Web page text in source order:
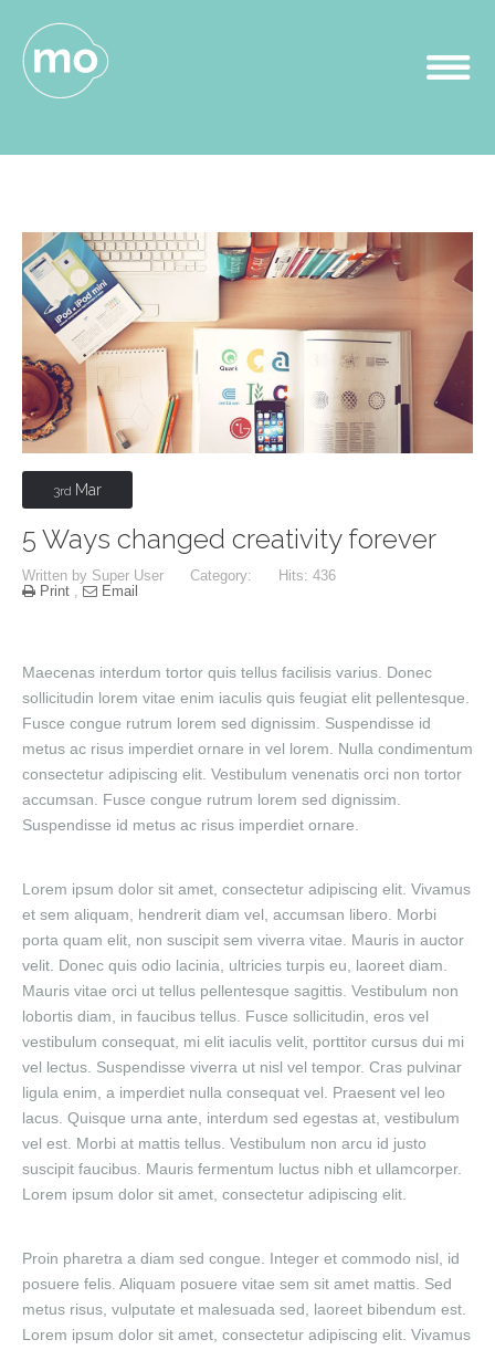
3rd Mar
5 Ways changed creativity forever
Written by Super User Category:
Hits: 436
Print , Email
Maecenas interdum tortor quis tellus facilisis varius. Donec
sollicitudin lorem vitae enim iaculis quis feugiat elit pellentesque.
Fusce congue rutrum lorem sed dignissim. Suspendisse id
metus ac risus imperdiet ornare in vel lorem. Nulla condimentum
consectetur adipiscing elit. Vestibulum venenatis orci non tortor
accumsan. Fusce congue rutrum lorem sed dignissim.
Suspendisse id metus ac risus imperdiet ornare.
Lorem ipsum dolor sit amet, consectetur adipiscing elit. Vivamus
et sem aliquam, hendrerit diam vel, accumsan libero. Morbi
porta quam elit, non suscipit sem viverra vitae. Mauris in auctor
velit. Donec quis odio lacinia, ultricies turpis eu, laoreet diam.
Mauris vitae orci ut tellus pellentesque sagittis. Vestibulum non
lobortis diam, in faucibus tellus. Fusce sollicitudin, eros vel
vestibulum consequat, mi elit iaculis velit, porttitor cursus dui mi
vel lectus. Suspendisse viverra ut nisl vel tempor. Cras pulvinar
ligula enim, a imperdiet nulla consequat vel. Praesent vel leo
lacus. Quisque urna ante, interdum sed egestas at, vestibulum
vel est. Morbi at mattis tellus. Vestibulum non arcu id justo
suscipit faucibus. Mauris fermentum luctus nibh et ullamcorper.
Lorem ipsum dolor sit amet, consectetur adipiscing elit.
Proin pharetra a diam sed congue. Integer et commodo nisl, id
posuere felis. Aliquam posuere vitae sem sit amet mattis. Sed
metus risus, vulputate et malesuada sed, laoreet bibendum est.
Lorem ipsum dolor sit amet, consectetur adipiscing elit. Vivamus